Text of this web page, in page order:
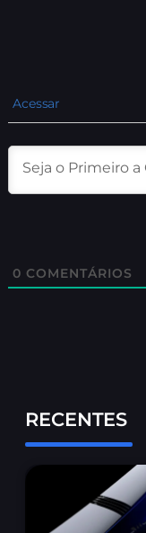
Acessar
0 COMENTÁRIOS
RECENTES